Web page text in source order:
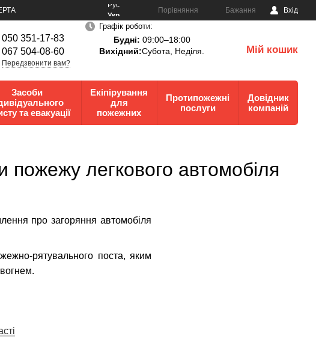
Рус
Укр
Порівняння Бажання Вхід
050 351-17-83
067 504-08-60
Передзвонити вам?
Графік роботи:
Будні: 09:00–18:00
Вихідний:Субота, Неділя. Мій кошик
Засоби
та евакуації
Екіпірування
для
пожежних
Протипожежні
послуги
Довідник
компаній
пожежу легкового автомобіля
про загоряння автомобіля
рятувального поста, яким